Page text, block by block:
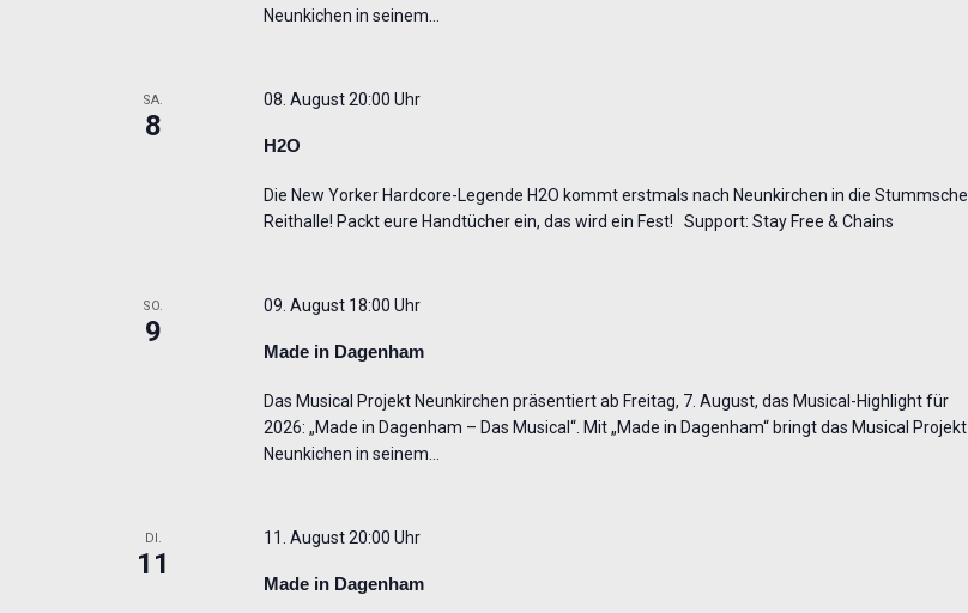
Neunkichen in seinem…
SA.
8
H2O
08. August 20:00 Uhr
Die New Yorker Hardcore-Legende H2O kommt erstmals nach Neunkirchen in die Stummsche
Reithalle! Packt eure Handtücher ein, das wird ein Fest! Support: Stay Free & Chains
SO.
9
Made in Dagenham
09. August 18:00 Uhr
Das Musical Projekt Neunkirchen präsentiert ab Freitag, 7. August, das Musical-Highlight für
2026: „Made in Dagenham – Das Musical“. Mit „Made in Dagenham“ bringt das Musical Projekt
Neunkichen in seinem…
DI.
11
Made in Dagenham
11. August 20:00 Uhr